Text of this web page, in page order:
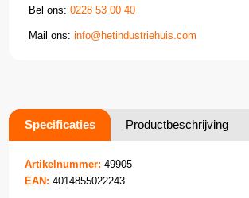
Bel ons:0228 53 00 40
Mail ons:info@hetindustriehuis.com
Specificaties Productbeschrijving
Artikelnummer: 49905
EAN: 4014855022243